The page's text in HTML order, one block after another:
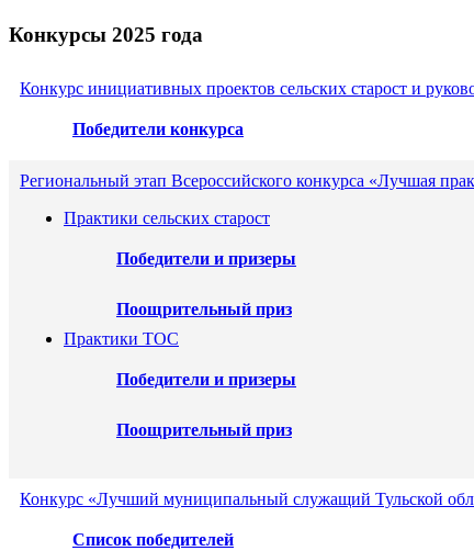
Конкурсы 2025 года
Конкурс инициативных проектов сельских старост и
Победители конкурса
Региональный этап Всероссийского конкурса «Лучшая
Практики сельских старост
Победители и призеры
Поощрительный приз
Практики ТОС
Победители и призеры
Поощрительный приз
Конкурс «Лучший муниципальный служащий Тульской
Список победителей